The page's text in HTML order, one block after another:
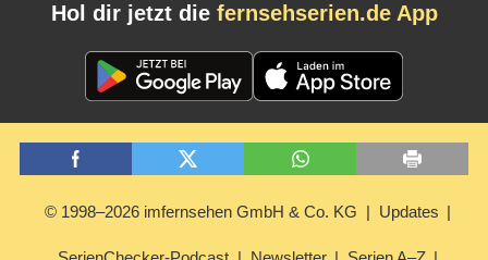
Hol dir jetzt die fernsehserien.de App
© 1998–2026 imfernsehen GmbH & Co. KG Updates